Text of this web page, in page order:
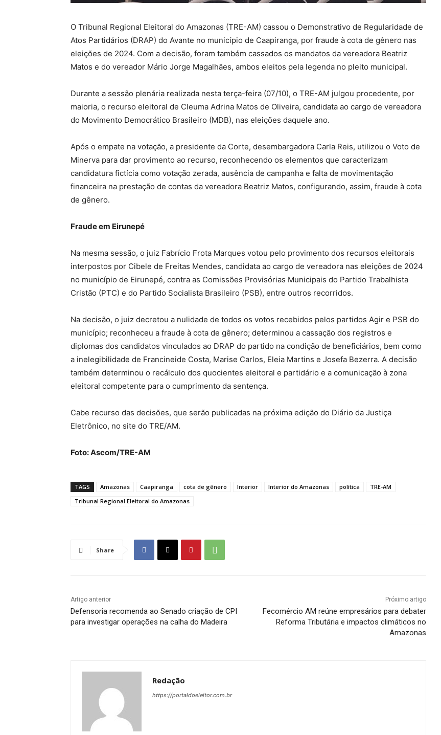
O Tribunal Regional Eleitoral do Amazonas (TRE-AM) cassou o Demonstrativo de Regularidade de
Atos Partidários (DRAP) do Avante no município de Caapiranga, por fraude à cota de gênero nas
eleições de 2024. Com a decisão, foram também cassados os mandatos da vereadora Beatriz
Matos e do vereador Mário Jorge Magalhães, ambos eleitos pela legenda no pleito municipal.
Durante a sessão plenária realizada nesta terça-feira (07/10), o TRE-AM julgou procedente, por
maioria, o recurso eleitoral de Cleuma Adrina Matos de Oliveira, candidata ao cargo de vereadora
do Movimento Democrático Brasileiro (MDB), nas eleições daquele ano.
Após o empate na votação, a presidente da Corte, desembargadora Carla Reis, utilizou o Voto de
Minerva para dar provimento ao recurso, reconhecendo os elementos que caracterizam
candidatura fictícia como votação zerada, ausência de campanha e falta de movimentação
financeira na prestação de contas da vereadora Beatriz Matos, configurando, assim, fraude à cota
de gênero.
Fraude em Eirunepé
Na mesma sessão, o juiz Fabrício Frota Marques votou pelo provimento dos recursos eleitorais
interpostos por Cibele de Freitas Mendes, candidata ao cargo de vereadora nas eleições de 2024
no município de Eirunepé, contra as Comissões Provisórias Municipais do Partido Trabalhista
Cristão (PTC) e do Partido Socialista Brasileiro (PSB), entre outros recorridos.
Na decisão, o juiz decretou a nulidade de todos os votos recebidos pelos partidos Agir e PSB do
município; reconheceu a fraude à cota de gênero; determinou a cassação dos registros e
diplomas dos candidatos vinculados ao DRAP do partido na condição de beneficiários, bem como
a inelegibilidade de Francineide Costa, Marise Carlos, Eleia Martins e Josefa Bezerra. A decisão
também determinou o recálculo dos quocientes eleitoral e partidário e a comunicação à zona
eleitoral competente para o cumprimento da sentença.
Cabe recurso das decisões, que serão publicadas na próxima edição do Diário da Justiça
Eletrônico, no site do TRE/AM.
Foto: Ascom/TRE-AM
TAGS Amazonas Caapiranga cota de gênero Interior Interior do Amazonas política
TRE-AM
Tribunal Regional Eleitoral do Amazonas
Share
Artigo anterior
Defensoria recomenda ao Senado criação de CPI
para investigar operações na calha do Madeira
Próximo artigo
Fecomércio AM reúne empresários para debater
Reforma Tributária e impactos climáticos no
Amazonas
Redação
https://portaldoeleitor.com.br